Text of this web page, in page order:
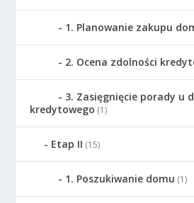
1. Planowanie zakupu
2. Ocena zdolności
3. Zasięgnięcie porady u
kredytowego (1)
Etap II (15)
1. Poszukiwanie domu (1)